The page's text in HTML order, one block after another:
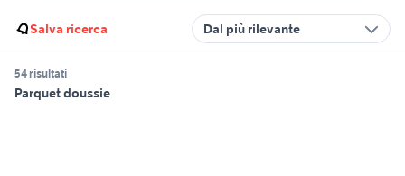
Salva ricerca Dal più rilevante
54 risultati
Parquet doussie